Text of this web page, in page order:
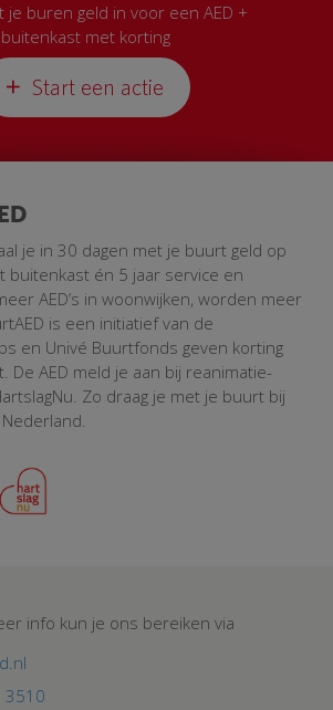
je buren geld in voor een AED +
buitenkast met korting
Start een actie
je in 30 dagen met je buurt geld op
buitenkast én 5 jaar service en
AED’s in woonwijken, worden meer
is een initiatief van de
en Univé Buurtfonds geven korting
De AED meld je aan bij reanimatie-
Zo draag je met je buurt bij
info kun je ons bereiken via
3510